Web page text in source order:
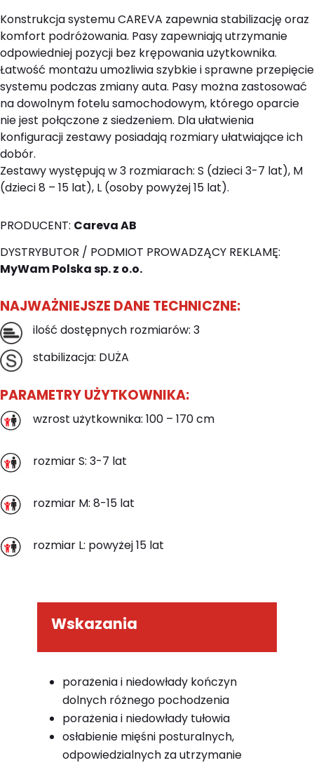
Konstrukcja systemu CAREVA zapewnia stabilizację oraz
komfort podróżowania. Pasy zapewniają utrzymanie
odpowiedniej pozycji bez krępowania użytkownika.
Łatwość montażu umożliwia szybkie i sprawne przepięcie
systemu podczas zmiany auta. Pasy można zastosować
na dowolnym fotelu samochodowym, którego oparcie
nie jest połączone z siedzeniem. Dla ułatwienia
konfiguracji zestawy posiadają rozmiary ułatwiające ich
dobór.
Zestawy występują w 3 rozmiarach: S (dzieci 3-7 lat), M
(dzieci 8 – 15 lat), L (osoby powyżej 15 lat).
PRODUCENT: Careva AB
DYSTRYBUTOR / PODMIOT PROWADZĄCY REKLAMĘ:
MyWam Polska sp. z o.o.
NAJWAŻNIEJSZE DANE TECHNICZNE:
ilość dostępnych rozmiarów: 3
stabilizacja: DUŻA
PARAMETRY UŻYTKOWNIKA:
wzrost użytkownika: 100 – 170 cm
rozmiar S: 3-7 lat
rozmiar M: 8-15 lat
rozmiar L: powyżej 15 lat
Wskazania
porażenia i niedowłady kończyn
dolnych różnego pochodzenia
porażenia i niedowłady tułowia
osłabienie mięśni posturalnych,
odpowiedzialnych za utrzymanie